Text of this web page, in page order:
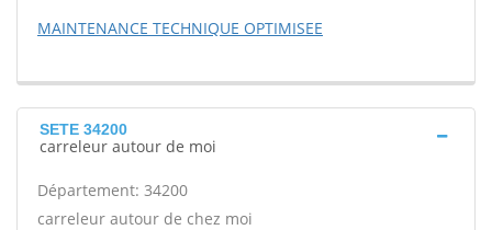
MAINTENANCE TECHNIQUE OPTIMISEE
SETE 34200
carreleur autour de moi
Département: 34200
carreleur autour de chez moi